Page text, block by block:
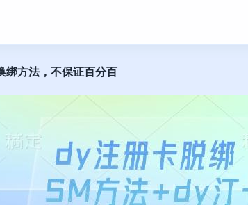
方法，不保证百分百